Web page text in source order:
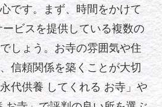
です。まず、時間をかけて
ビスを提供している複数の
しょう。お寺の雰囲気や住
信頼関係を築くことが大切
代供養 してくれる お寺」や